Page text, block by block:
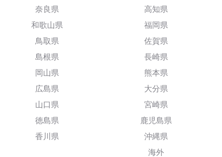
奈良県
和歌山県
鳥取県
島根県
岡山県
広島県
山口県
徳島県
香川県
高知県
福岡県
佐賀県
長崎県
熊本県
大分県
宮崎県
鹿児島県
沖縄県
海外